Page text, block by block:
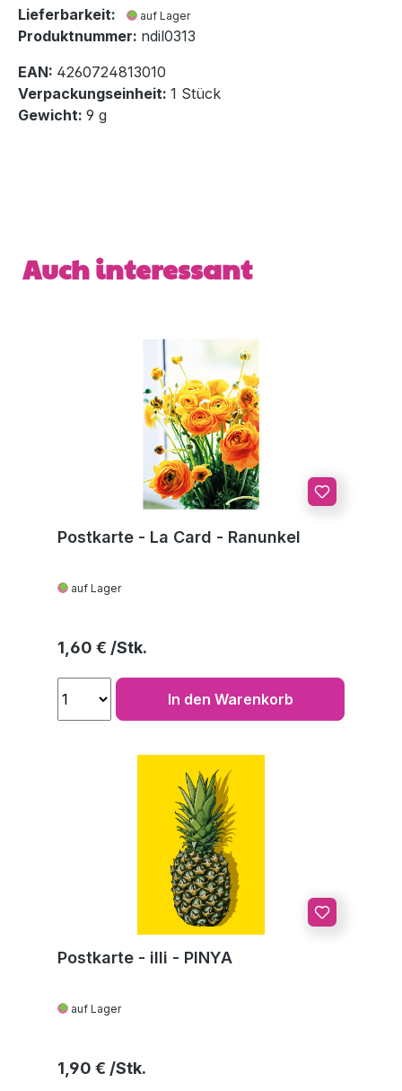
Lieferbarkeit: auf Lager
Produktnummer: ndil0313
EAN: 4260724813010
Verpackungseinheit: 1 Stück
Gewicht: 9 g
Produktgalerie überspringen
Auch interessant
Postkarte - La Card - Ranunkel
auf Lager
Regulärer Preis:
1,60 €
In den Warenkorb
Postkarte - illi - PINYA
auf Lager
Regulärer Preis:
1,90 €